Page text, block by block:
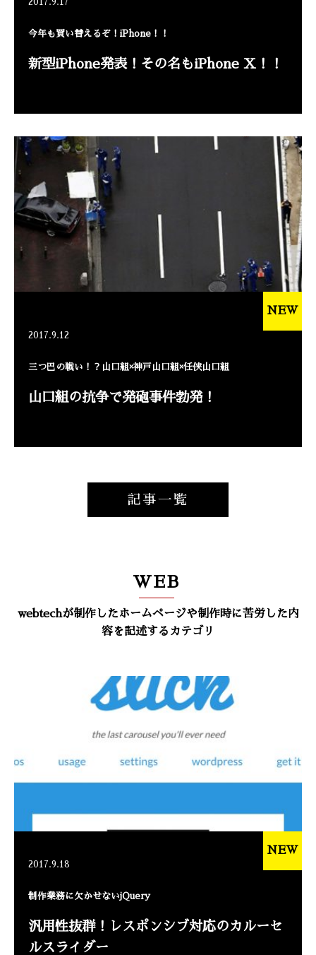
今年も買い替えるぞ！iPhone！！
新型iPhone発表！その名もiPhone X！！
2017.9.12
三つ巴の戦い！？山口組×神戸山口組×任侠山口組
山口組の抗争で発砲事件勃発！
NEW
記事一覧
WEB
webtechが制作したホームページや制作時に苦労した内
容を記述するカテゴリ
2017.9.18
制作業務に欠かせないjQuery
汎用性抜群！レスポンシブ対応のカルーセ
ルスライダー
NEW